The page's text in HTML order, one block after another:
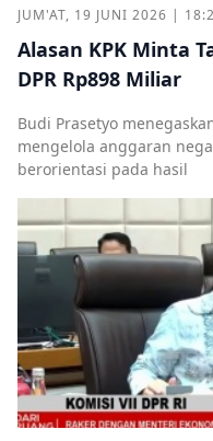
JUM'AT, 19 JUNI 2026 |
Alasan KPK Minta
DPR Rp898 Miliar
Budi Prasetyo
mengelola anggaran
berorientasi pada hasil